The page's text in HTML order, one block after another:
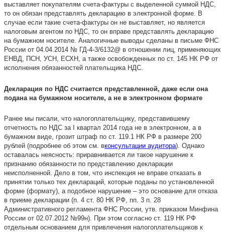
выставляет покупателям счета-фактуры с выделенной суммой НДС,
то он обязан представлять декларацию в электронной форме. В
случае если такие счета-фактуры он не выставляет, но является
налоговым агентом по НДС, то он вправе представлять декларацию
на бумажном носителе. Аналогичные выводы сделаны в письме ФНС
России от 04.04.2014 № ГД-4-3/6132@ в отношении лиц, применяющих
ЕНВД, ПСН, УСН, ЕСХН, а также освобожденных по ст. 145 НК РФ от
исполнения обязанностей плательщика НДС.
Декларация по НДС считается представленной, даже если она
подана на бумажном носителе, а не в электронном формате
Ранее мы писали, что налогоплательщику, представившему
отчетность по НДС за I квартал 2014 года не в электронном, а в
бумажном виде, грозит штраф по ст. 119.1 НК РФ в размере 200
рублей (подробнее об этом см. вконсультации аудитора). Однако
оставалась неясность: приравнивается ли такое нарушение к
признанию обязанности по представлению декларации
неисполненной. Дело в том, что инспекция не вправе отказать в
принятии только тех деклараций, которые поданы по установленной
форме (формату), а подобное нарушение – это основание для отказа
в приеме декларации (п. 4 ст. 80 НК РФ, пп. 3 п. 28
Административного регламента ФНС России, утв. приказом Минфина
России от 02.07.2012 №99н). При этом согласно ст. 119 НК РФ
отдельным основанием для привлечения налогоплательщиков к